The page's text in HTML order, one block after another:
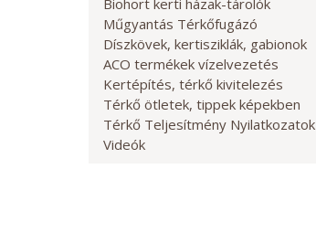
Biohort kerti házak-tárolók
Műgyantás Térkőfugázó
Díszkövek, kertisziklák, gabionok
ACO termékek vízelvezetés
Kertépítés, térkő kivitelezés
Térkő ötletek, tippek képekben
Térkő Teljesítmény Nyilatkozatok
Videók